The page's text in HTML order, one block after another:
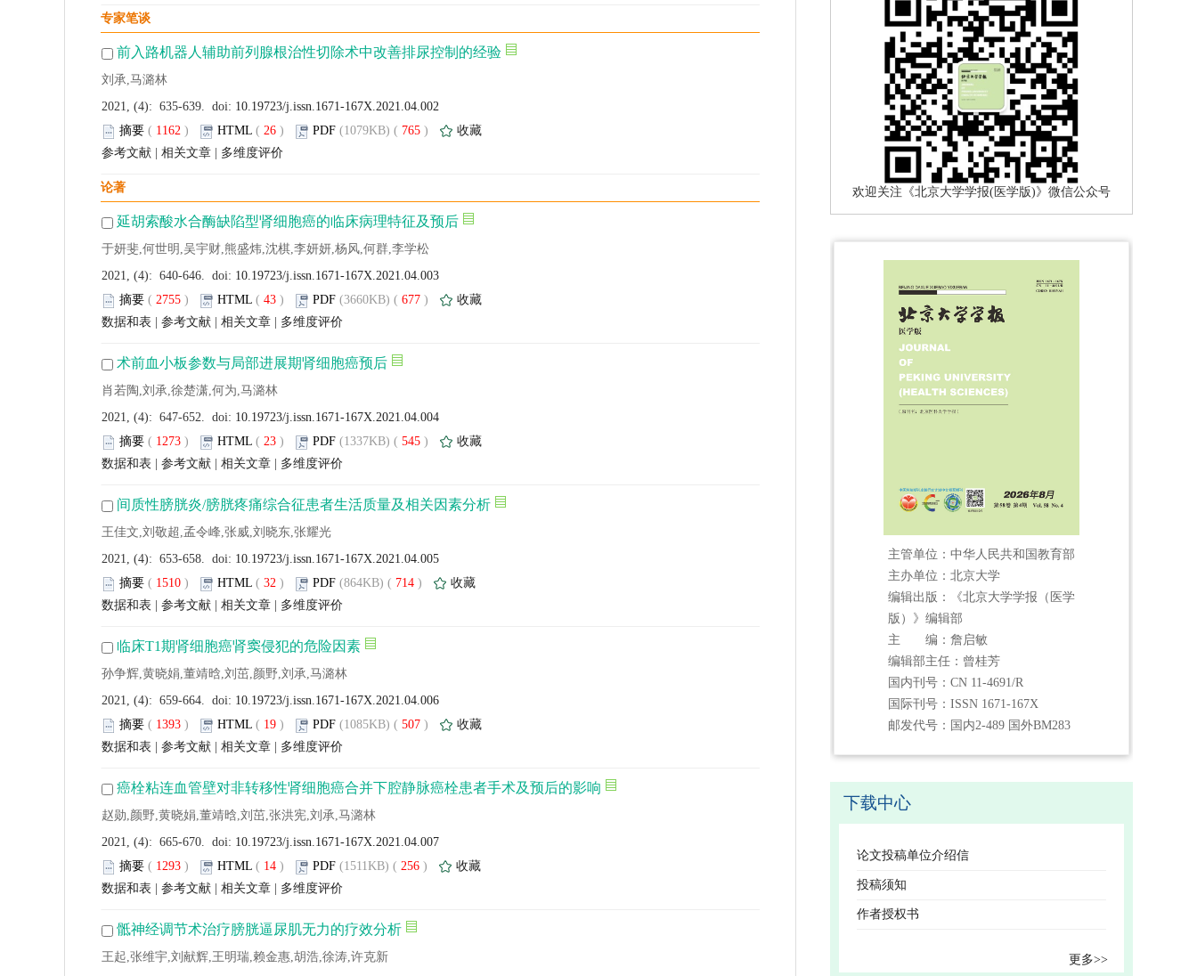
专家笔谈
前入路机器人辅助前列腺根治性切除术中改善排尿控制的经验
刘承,马潞林
2021, (4): 635-639. doi: 10.19723/j.issn.1671-167X.2021.04.002
摘要 ( 1162 ) HTML ( 26 ) PDF (1079KB) ( 765 )
收藏
参考文献
相关文章 多维度评价
论著
延胡索酸水合酶缺陷型肾细胞癌的临床病理特征及预后
于妍斐,何世明,吴宇财,熊盛炜,沈棋,李妍妍,杨风,何群,李学松
2021, (4): 640-646. doi: 10.19723/j.issn.1671-167X.2021.04.003
摘要 ( 2755 ) HTML ( 43 ) PDF (3660KB) ( 677 )
收藏
数据和表
参考文献 相关文章 多维度评价
术前血小板参数与局部进展期肾细胞癌预后
肖若陶,刘承,徐楚潇,何为,马潞林
2021, (4): 647-652. doi: 10.19723/j.issn.1671-167X.2021.04.004
摘要 ( 1273 ) HTML ( 23 ) PDF (1337KB) ( 545 )
收藏
数据和表
参考文献 相关文章 多维度评价
间质性膀胱炎/膀胱疼痛综合征患者生活质量及相关因素分析
王佳文,刘敬超,孟令峰,张威,刘晓东,张耀光
2021, (4): 653-658. doi: 10.19723/j.issn.1671-167X.2021.04.005
摘要 ( 1510 ) HTML ( 32 ) PDF (864KB) ( 714 )
收藏
数据和表
参考文献 相关文章 多维度评价
临床T1期肾细胞癌肾窦侵犯的危险因素
孙争辉,黄晓娟,董靖晗,刘茁,颜野,刘承,马潞林
2021, (4): 659-664. doi: 10.19723/j.issn.1671-167X.2021.04.006
摘要 ( 1393 ) HTML ( 19 ) PDF (1085KB) ( 507 )
收藏
数据和表
参考文献 相关文章 多维度评价
癌栓粘连血管壁对非转移性肾细胞癌合并下腔静脉癌栓患者手术及预后的影响
赵勋,颜野,黄晓娟,董靖晗,刘茁,张洪宪,刘承,马潞林
2021, (4): 665-670. doi: 10.19723/j.issn.1671-167X.2021.04.007
摘要 ( 1293 ) HTML ( 14 ) PDF (1511KB) ( 256 )
收藏
数据和表
参考文献 相关文章 多维度评价
骶神经调节术治疗膀胱逼尿肌无力的疗效分析
王起,张维宇,刘献辉,王明瑞,赖金惠,胡浩,徐涛,许克新
欢迎关注《北京大学学报(医学版)》微信公众号
主管单位：中华人民共和国教育部
主办单位：北京大学
编辑出版：《北京大学学报（医学
版）》编辑部
主 编：詹启敏
编辑部主任：曾桂芳
国内刊号：CN 11-4691/R
国际刊号：ISSN 1671-167X
邮发代号：国内2-489 国外BM283
下载中心
论文投稿单位介绍信
投稿须知
作者授权书
更多>>